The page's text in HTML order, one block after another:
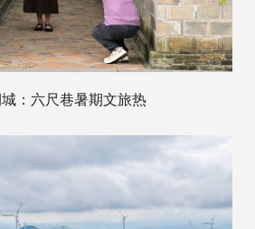
：六尺巷暑期文旅热